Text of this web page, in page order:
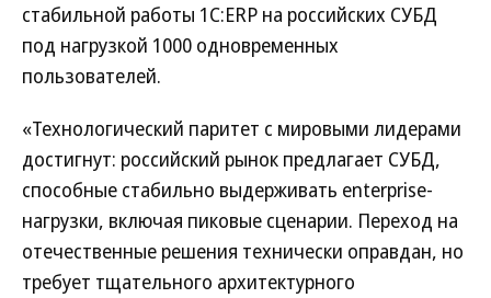
стабильной работы 1С:ERP на российских СУБД
под нагрузкой 1000 одновременных
пользователей.
«Технологический паритет с мировыми лидерами
достигнут: российский рынок предлагает СУБД,
способные стабильно выдерживать enterprise-
нагрузки, включая пиковые сценарии. Переход на
отечественные решения технически оправдан, но
требует тщательного архитектурного